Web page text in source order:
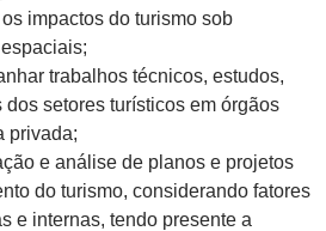
impactos do turismo sob
trabalhos técnicos, estudos,
setores turísticos em órgãos
privada;
e análise de planos e projetos
do turismo, considerando fatores
e internas, tendo presente a